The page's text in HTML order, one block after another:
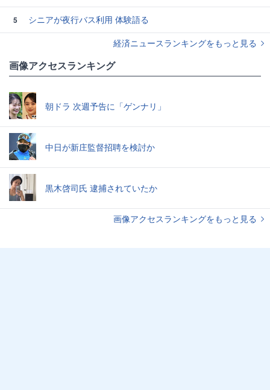
5
シニアが夜行バス利用 体験語る
経済ニュースランキングをもっと見る
画像アクセスランキング
朝ドラ 次週予告に「ゲンナリ」
中日が新庄監督招聘を検討か
黒木啓司氏 逮捕されていたか
画像アクセスランキングをもっと見る